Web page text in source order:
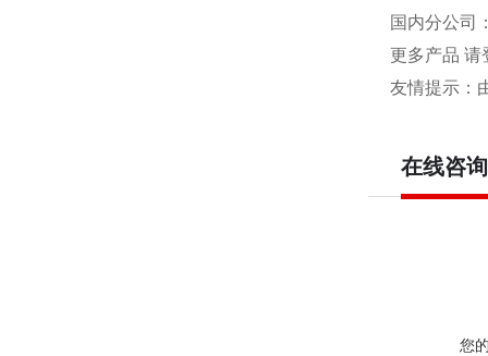
国内分公司
更多产品 请
友情提示：
在线咨询
您